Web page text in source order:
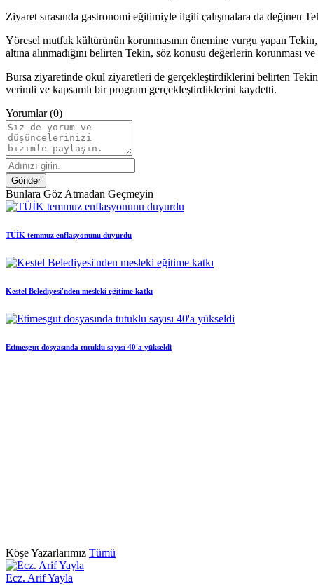
Ziyaret sırasında gastronomi eğitimiyle ilgili çalışmalara da değinen
Yöresel mutfak kültürünün korunmasının önemine vurgu yapan
altına alınmadığını belirten Tekin, söz konusu değerlerin korunması
Bursa ziyaretinde okul ziyaretleri de gerçekleştirdiklerini belirten
verimli ve kapsamlı bir program gerçekleştirdiklerini kaydetti.
Yorumlar (0)
Gönder
Bunlara Göz Atmadan Geçmeyin
TÜİK temmuz enflasyonunu duyurdu
Kestel Belediyesi'nden mesleki eğitime katkı
Etimesgut dosyasında tutuklu sayısı 40'a yükseldi
Köşe Yazarlarımız Tümü
Ecz. Arif Yayla